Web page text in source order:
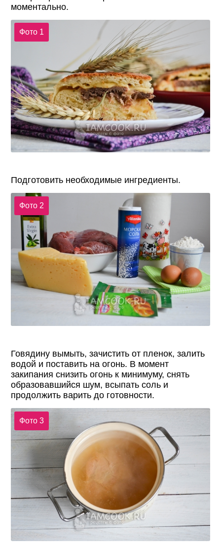
моментально.
Фото 1
Подготовить необходимые ингредиенты.
Фото 2
Говядину вымыть, зачистить от пленок, залить
водой и поставить на огонь. В момент
закипания снизить огонь к минимуму, снять
образовавшийся шум, всыпать соль и
продолжить варить до готовности.
Фото 3